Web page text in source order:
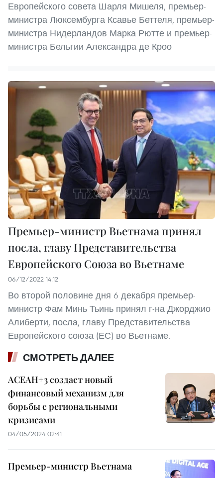
Европейского совета Шарля Мишеля, премьер-
министра Люксембурга Ксавье Беттеля, премьер-
министра Нидерландов Марка Рютте и премьер-
министра Бельгии Александра де Кроо
Премьер-министр Вьетнама принял
посла, главу Представительства
Европейского Союза во Вьетнаме
06/12/2022 14:12
Во второй половине дня 6 декабря премьер-
министр Фам Минь Тьинь принял г-на Джорджио
Алиберти, посла, главу Представительства
Европейского союза (ЕС) во Вьетнаме.
СМОТРЕТЬ ДАЛЕЕ
АСЕАН+3 создаст новый
финансовый механизм для
борьбы с региональными
кризисами
04/05/2024 02:41
Премьер-министр Вьетнама